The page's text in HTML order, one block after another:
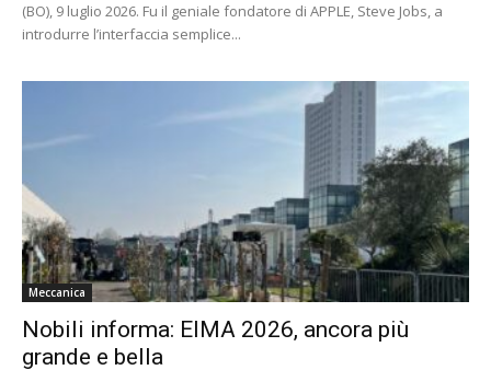
(BO), 9 luglio 2026. Fu il geniale fondatore di APPLE, Steve Jobs, a
introdurre l’interfaccia semplice...
Meccanica
Nobili informa: EIMA 2026, ancora più
grande e bella